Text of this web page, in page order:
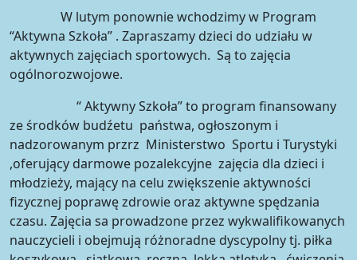
W lutym ponownie wchodzimy w Program
“Aktywna Szkoła” . Zapraszamy dzieci do udziału w
aktywnych zajęciach sportowych. Są to zajęcia
ogólnorozwojowe.
“ Aktywny Szkoła” to program finansowany
ze środków budźetu państwa, ogłoszonym i
nadzorowanym przrz Ministerstwo Sportu i Turystyki
,oferujący darmowe pozalekcyjne zajęcia dla dzieci i
młodzieży, mający na celu zwiększenie aktywności
fizycznej poprawę zdrowie oraz aktywne spędzania
czasu. Zajęcia sa prowadzone przez wykwalifikowanych
nauczycieli i obejmują różnoradne dyscypolny tj. piłka